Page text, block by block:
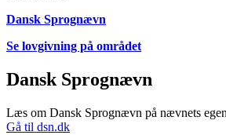
Dansk Sprognævn
Se lovgivning på området
Dansk Sprognævn
Læs om Dansk Sprognævn på nævnets
Gå til dsn.dk